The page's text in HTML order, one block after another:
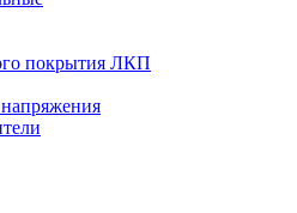
покрытия ЛКП